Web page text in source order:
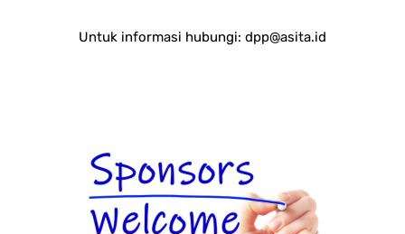
Untuk informasi hubungi: dpp@asita.id